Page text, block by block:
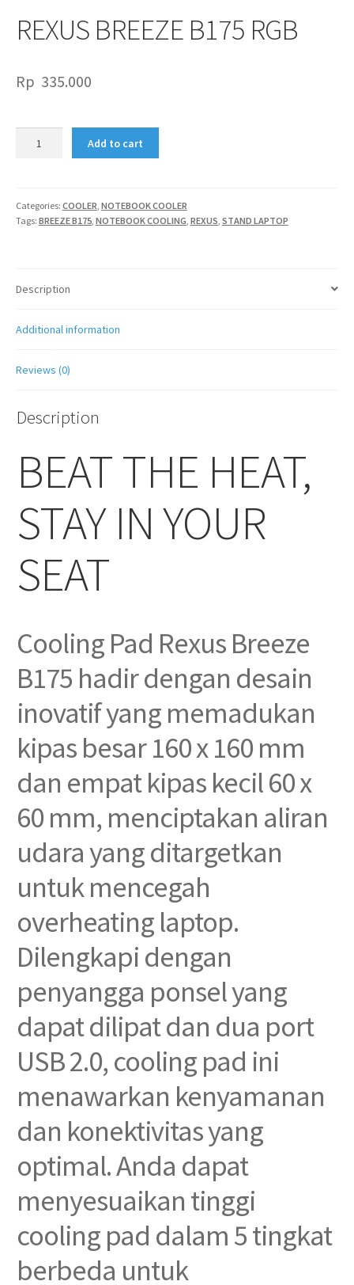
REXUS BREEZE B175 RGB
Rp 335.000
quantity
Add to cart
Categories: COOLER, NOTEBOOK COOLER
Tags: BREEZE B175, NOTEBOOK COOLING, REXUS, STAND LAPTOP
Description
Additional information
Reviews (0)
Description
BEAT THE HEAT,
STAY IN YOUR
SEAT
Cooling Pad Rexus Breeze
B175 hadir dengan desain
inovatif yang memadukan
kipas besar 160 x 160 mm
dan empat kipas kecil 60 x
60 mm, menciptakan aliran
udara yang ditargetkan
untuk mencegah
overheating laptop.
Dilengkapi dengan
penyangga ponsel yang
dapat dilipat dan dua port
USB 2.0, cooling pad ini
menawarkan kenyamanan
dan konektivitas yang
optimal. Anda dapat
menyesuaikan tinggi
cooling pad dalam 5 tingkat
berbeda untuk